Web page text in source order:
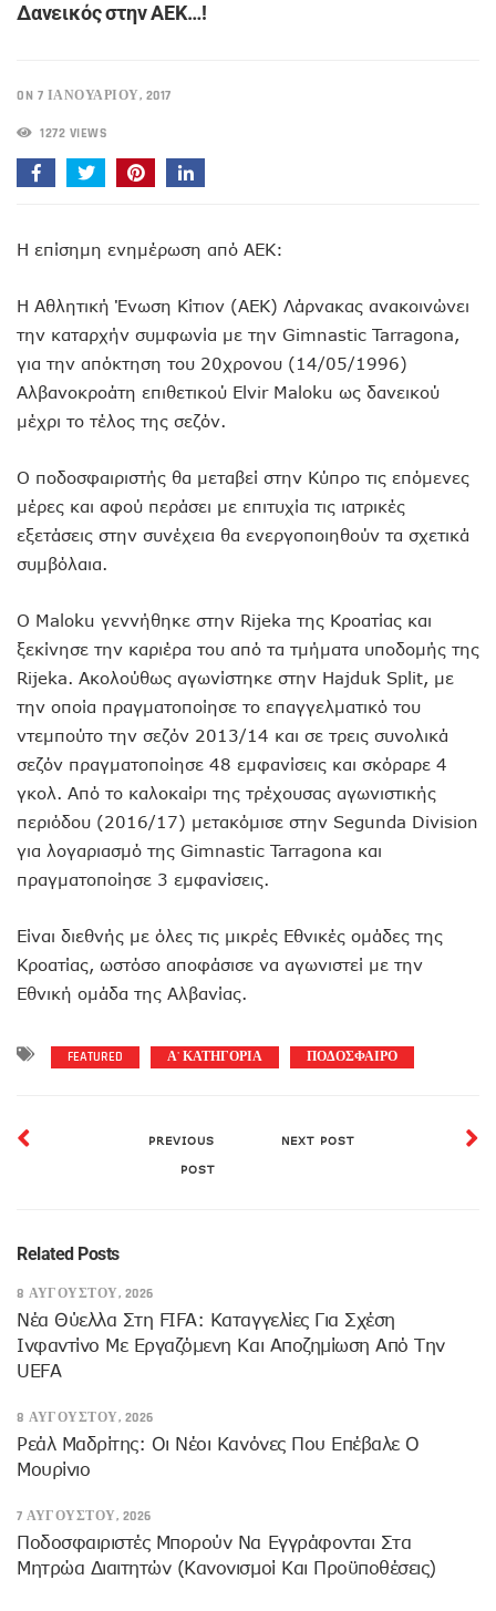
Δανεικός στην ΑΕΚ…!
ON 7 ΙΑΝΟΥΑΡΊΟΥ, 2017
1272 VIEWS
Η επίσημη ενημέρωση από ΑΕΚ:
Η Αθλητική Ένωση Κίτιον (ΑΕΚ) Λάρνακας ανακοινώνει
την καταρχήν συμφωνία με την Gimnastic Tarragona,
για την απόκτηση του 20χρονου (14/05/1996)
Αλβανοκροάτη επιθετικού Elvir Maloku ως δανεικού
μέχρι το τέλος της σεζόν.
Ο ποδοσφαιριστής θα μεταβεί στην Κύπρο τις επόμενες
μέρες και αφού περάσει με επιτυχία τις ιατρικές
εξετάσεις στην συνέχεια θα ενεργοποιηθούν τα σχετικά
συμβόλαια.
Ο Maloku γεννήθηκε στην Rijeka της Κροατίας και
ξεκίνησε την καριέρα του από τα τμήματα υποδομής της
Rijeka. Ακολούθως αγωνίστηκε στην Hajduk Split, με
την οποία πραγματοποίησε το επαγγελματικό του
ντεμπούτο την σεζόν 2013/14 και σε τρεις συνολικά
σεζόν πραγματοποίησε 48 εμφανίσεις και σκόραρε 4
γκολ. Από το καλοκαίρι της τρέχουσας αγωνιστικής
περιόδου (2016/17) μετακόμισε στην Segunda Division
για λογαριασμό της Gimnastic Tarragona και
πραγματοποίησε 3 εμφανίσεις.
Είναι διεθνής με όλες τις μικρές Εθνικές ομάδες της
Κροατίας, ωστόσο αποφάσισε να αγωνιστεί με την
Εθνική ομάδα της Αλβανίας.
FEATURED Α' ΚΑΤΗΓΟΡΙΑ ΠΟΔΟΣΦΑΙΡΟ
PREVIOUS
POST
NEXT POST
Related Posts
8 ΑΥΓΟΎΣΤΟΥ, 2026
Νέα Θύελλα Στη FIFA: Καταγγελίες Για Σχέση
Ινφαντίνο Με Εργαζόμενη Και Αποζημίωση Από Την
UEFA
8 ΑΥΓΟΎΣΤΟΥ, 2026
Ρεάλ Μαδρίτης: Οι Νέοι Κανόνες Που Επέβαλε Ο
Μουρίνιο
7 ΑΥΓΟΎΣΤΟΥ, 2026
Ποδοσφαιριστές Μπορούν Να Εγγράφονται Στα
Μητρώα Διαιτητών (κανονισμοί Και Προϋποθέσεις)